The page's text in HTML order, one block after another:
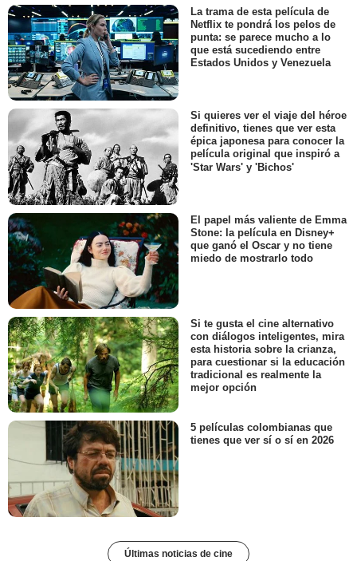
La trama de esta película de
Netflix te pondrá los pelos de
punta: se parece mucho a lo
que está sucediendo entre
Estados Unidos y Venezuela
Si quieres ver el viaje del héroe
definitivo, tienes que ver esta
épica japonesa para conocer la
película original que inspiró a
'Star Wars' y 'Bichos'
El papel más valiente de Emma
Stone: la película en Disney+
que ganó el Oscar y no tiene
miedo de mostrarlo todo
Si te gusta el cine alternativo
con diálogos inteligentes, mira
esta historia sobre la crianza,
para cuestionar si la educación
tradicional es realmente la
mejor opción
5 películas colombianas que
tienes que ver sí o sí en 2026
Últimas noticias de cine